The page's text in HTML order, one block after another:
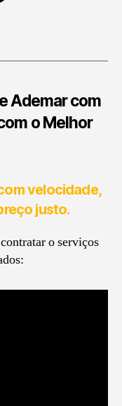
Ademarcom
o Melhor
velocidade,
justo.
o serviços